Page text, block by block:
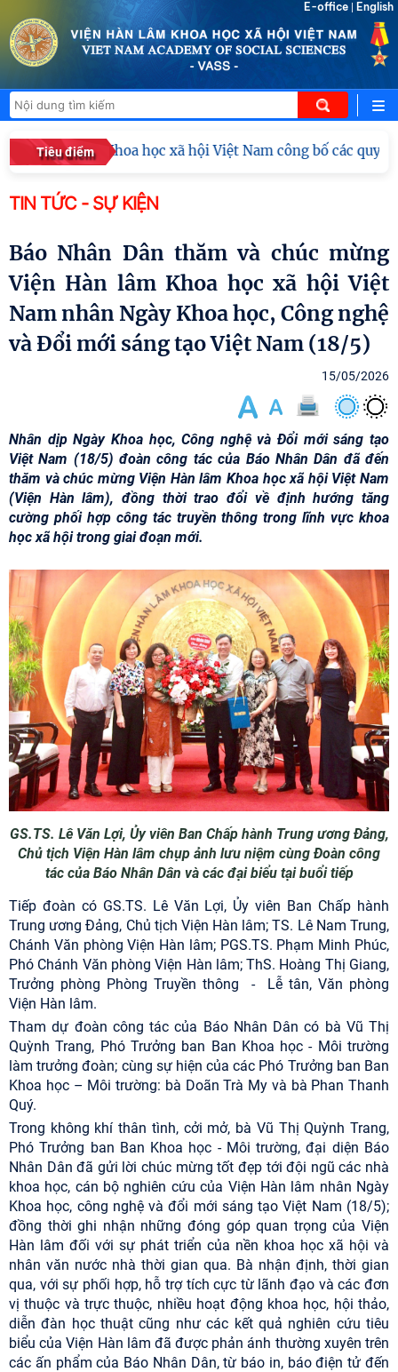
E-office English
Tiêu điểm
Hàn lâm Khoa học xã hội Việt Nam công bố các quyết
TIN TỨC - SỰ KIỆN
Báo Nhân Dân thăm và chúc mừng
Viện Hàn lâm Khoa học xã hội Việt
Nam nhân Ngày Khoa học, Công nghệ
và Đổi mới sáng tạo Việt Nam (18/5)
15/05/2026
Nhân dịp Ngày Khoa học, Công nghệ và Đổi mới sáng tạo
Việt Nam (18/5) đoàn công tác của Báo Nhân Dân đã đến
thăm và chúc mừng Viện Hàn lâm Khoa học xã hội Việt Nam
(Viện Hàn lâm), đồng thời trao đổi về định hướng tăng
cường phối hợp công tác truyền thông trong lĩnh vực khoa
học xã hội trong giai đoạn mới.
GS.TS. Lê Văn Lợi, Ủy viên Ban Chấp hành Trung ương Đảng,
Chủ tịch Viện Hàn lâm chụp ảnh lưu niệm cùng Đoàn công
tác của Báo Nhân Dân và các đại biểu tại buổi tiếp
Tiếp đoàn có GS.TS. Lê Văn Lợi, Ủy viên Ban Chấp hành
Trung ương Đảng, Chủ tịch Viện Hàn lâm; TS. Lê Nam Trung,
Chánh Văn phòng Viện Hàn lâm; PGS.TS. Phạm Minh Phúc,
Phó Chánh Văn phòng Viện Hàn lâm; ThS. Hoàng Thị Giang,
Trưởng phòng Phòng Truyền thông
-Lễ tân, Văn phòng
Viện Hàn lâm.
Tham dự đoàn công tác của Báo Nhân Dân có bà Vũ Thị
Quỳnh Trang, Phó Trưởng ban Ban Khoa học - Môi trường
làm trưởng đoàn; cùng sự hiện củacác Phó Trưởng ban Ban
Khoa học – Môi trường: bà Doãn Trà My và bà Phan Thanh
Quý.
Trong không khí thân tình, cởi mở, bà Vũ Thị Quỳnh Trang,
Phó Trưởng ban Ban Khoa học - Môi trường, đại diện Báo
Nhân Dân đã gửi lời chúc mừng tốt đẹp tới đội ngũ các nhà
khoa học, cán bộ nghiên cứu của Viện Hàn lâm nhân Ngày
Khoa học, công nghệ và đổi mới sáng tạo Việt Nam (18/5);
đồng thời ghi nhận những đóng góp quan trọng của Viện
Hàn lâm đối với sự phát triển của nền khoa học xã hội và
nhân văn nước nhà thời gian qua. Bà nhận định, thời gian
qua, với sự phối hợp, hỗ trợ tích cực từ lãnh đạo và các đơn
vị thuộc và trực thuộc, nhiều hoạt động khoa học, hội thảo,
diễn đàn học thuật cũng như các kết quả nghiên cứu tiêu
biểu của Viện Hàn lâm đã được phản ánh thường xuyên trên
các ấn phẩm của Báo Nhân Dân, từ báo in, báo điện tử đến